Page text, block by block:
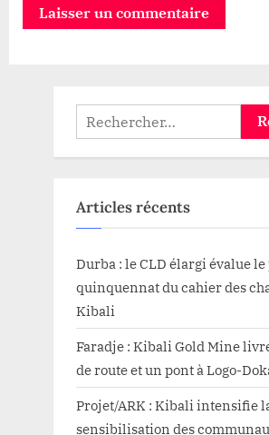
Rechercher :
Articles récents
Durba : le CLD élargi évalue
quinquennat du cahier des
Kibali
Faradje : Kibali Gold Mine
de route et un pont à Logo-
Projet/ARK : Kibali intensifie
sensibilisation des